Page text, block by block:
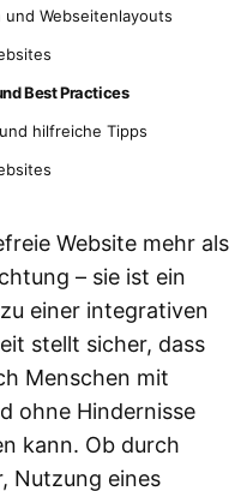
Website mehr als
– sie ist ein
einer integrativen
stellt sicher, dass
Menschen mit
ohne Hindernisse
kann. Ob durch
Nutzung eines
Webseitenlayouts
Best Practices
hilfreiche Tipps